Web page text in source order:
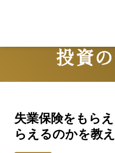
投資
失業保険をもら
らえるのかを教